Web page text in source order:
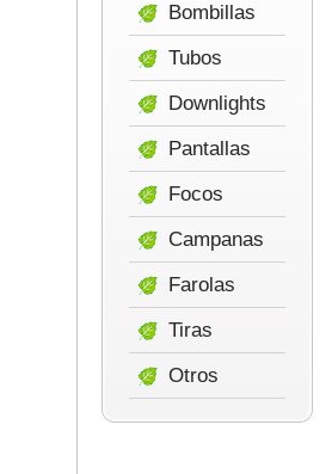
Bombillas
Tubos
Downlights
Pantallas
Focos
Campanas
Farolas
Tiras
Otros